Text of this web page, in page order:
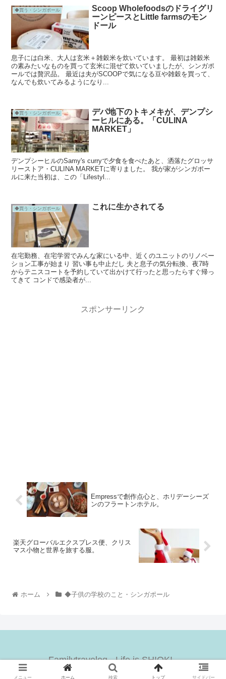
◆買う・シンガポール
Scoop Wholefoodsのドライグリ
ーンピースとLittle farmsのモン
ドール
息子には白米、大人は玄米＋雑穀米を炊いています。 最初は雑穀米
の素みたいなものを買って玄米に混ぜて炊いていましたが、シンガポ
ールでは贅沢品。 最近は夫がSCOOPで気になる豆や雑穀を買って、
なんでも炊いてみるようになり...
◆買う・シンガポール
デパ地下のトキメキが、デンプシ
ーヒルにある。「CULINA
MARKET」
デンプシーヒルのSamy's curryで夕食を食べたあと、洒落たグロッサ
リーストア・CULINA MARKETに寄りました。 我が家がシンガポー
ルに来た当初は、この「Lifestyl...
◆買う・シンガポール これに生かされてる
在宅勤務、在宅学習でみんな家にいる中、近くのユニットのリノベー
ション工事が始まり 習い事も中止だし 夫と息子の気分転換、夜7時
からテニスコートを予約していて出かけて行ったと思ったらすぐ帰っ
てきて コンドで感染者が...
スポンサーリンク
Empressで創作点心と、ホリデーシーズ
ンのフラートンホテル。
楽天グローバルエクスプレス便、クリス
マス小物と世界を旅する服。
ホーム ◆子供の学校のこと・シンガポール
Familytravelog - Life is SHIOK! -
© 2019 Familytravelog - Life is SHIOK! -.
メニュー ホーム 検索 トップ サイドバー